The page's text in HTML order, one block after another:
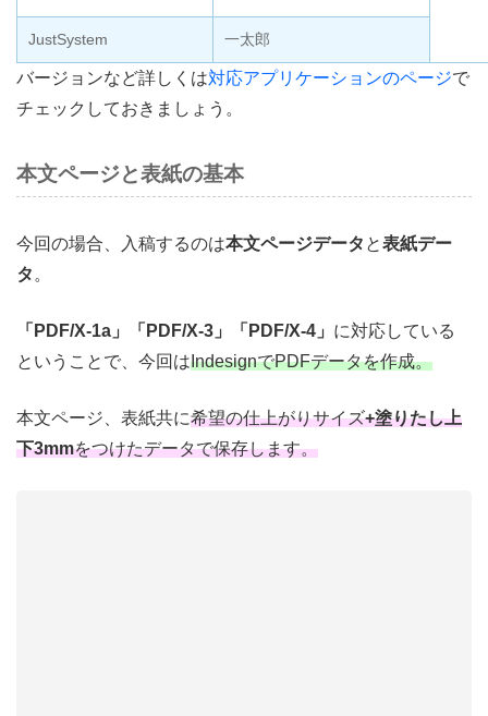
JustSystem 一太郎
バージョンなど詳しくは対応アプリケーションのページで
チェックしておきましょう。
本文ページと表紙の基本
今回の場合、入稿するのは本文ページデータ と表紙デー
タ 。
「PDF/X-1a」「PDF/X-3」「PDF/X-4」 に対応している
ということで、今回はIndesignでPDFデータを作成。
本文ページ、表紙共に希望の仕上がりサイズ+塗りたし上
下3mmをつけたデータで保存します。